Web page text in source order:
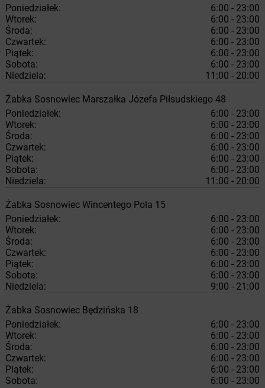
Poniedziałek:
6:00 - 23:00
Wtorek:
6:00 - 23:00
Środa:
6:00 - 23:00
Czwartek:
6:00 - 23:00
Piątek:
6:00 - 23:00
Sobota:
6:00 - 23:00
Niedziela:
11:00 - 20:00
Żabka Sosnowiec Marszałka Józefa Piłsudskiego 48
Poniedziałek:
6:00 - 23:00
Wtorek:
6:00 - 23:00
Środa:
6:00 - 23:00
Czwartek:
6:00 - 23:00
Piątek:
6:00 - 23:00
Sobota:
6:00 - 23:00
Niedziela:
11:00 - 20:00
Żabka Sosnowiec Wincentego Pola 15
Poniedziałek:
6:00 - 23:00
Wtorek:
6:00 - 23:00
Środa:
6:00 - 23:00
Czwartek:
6:00 - 23:00
Piątek:
6:00 - 23:00
Sobota:
6:00 - 23:00
Niedziela:
9:00 - 21:00
Żabka Sosnowiec Będzińska 18
Poniedziałek:
6:00 - 23:00
Wtorek:
6:00 - 23:00
Środa:
6:00 - 23:00
Czwartek:
6:00 - 23:00
Piątek:
6:00 - 23:00
Sobota:
6:00 - 23:00